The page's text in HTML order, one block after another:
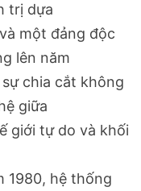
trị dựa
một đảng độc
lên năm
chia cắt không
giữa
giới tự do và khối
1980, hệ thống